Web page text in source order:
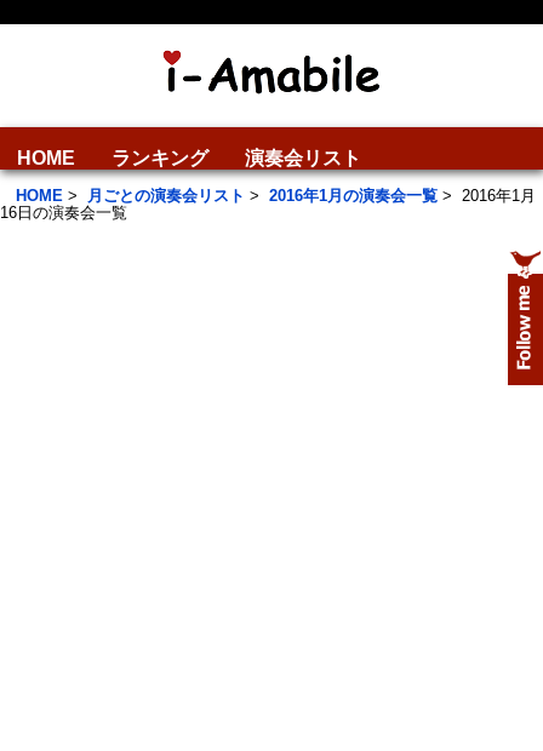
HOME ランキング 演奏会リスト
HOME > 月ごとの演奏会リスト > 2016年1月の演奏会一覧 > 2016年1月
16日の演奏会一覧